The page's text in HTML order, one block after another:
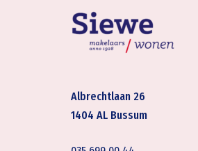
Albrechtlaan 26
1404 AL Bussum